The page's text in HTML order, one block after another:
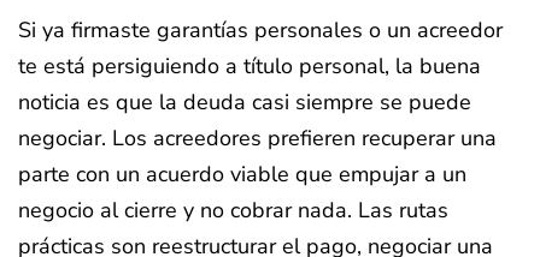
Si ya firmaste garantías personales o un acreedor
te está persiguiendo a título personal, la buena
noticia es que la deuda casi siempre se puede
negociar. Los acreedores prefieren recuperar una
parte con un acuerdo viable que empujar a un
negocio al cierre y no cobrar nada. Las rutas
prácticas son reestructurar el pago, negociar una